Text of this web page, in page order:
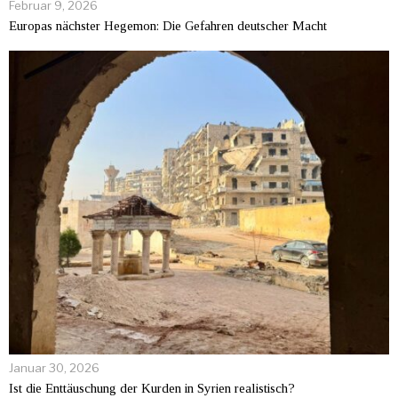
Februar 9, 2026
Europas nächster Hegemon: Die Gefahren deutscher Macht
Januar 30, 2026
Ist die Enttäuschung der Kurden in Syrien realistisch?